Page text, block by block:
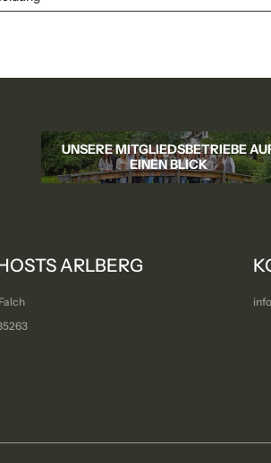
UNSERE MITGLIEDSBETRIEBE
EINEN BLICK
ARLBERG